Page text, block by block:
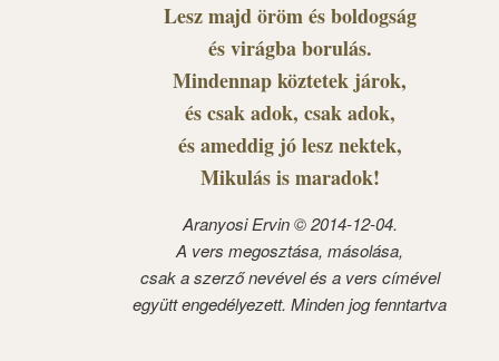
Lesz majd öröm és boldogság
és virágba borulás.
Mindennap köztetek járok,
és csak adok, csak adok,
és ameddig jó lesz nektek,
Mikulás is maradok!
Aranyosi Ervin © 2014-12-04.
A vers megosztása, másolása,
csak a szerző nevével és a vers címével
együtt engedélyezett. Minden jog fenntartva